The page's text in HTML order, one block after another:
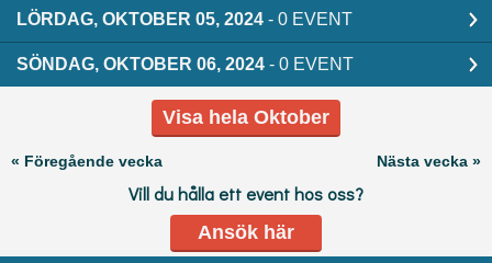
LÖRDAG, OKTOBER 05, 2024 - 0 EVENT
SÖNDAG, OKTOBER 06, 2024 - 0 EVENT
Visa hela Oktober
« Föregående vecka Nästa vecka »
Vill du hålla ett event hos oss?
Ansök här